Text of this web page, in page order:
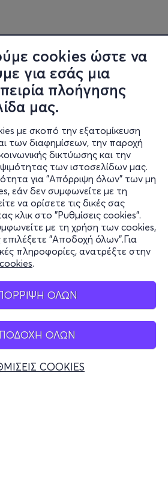
cookies ώστε να
για εσάς μια
πλοήγησης
μας.
με σκοπό την εξατομίκευση
των διαφημίσεων, την παροχή
δικτύωσης και την
των ιστοσελίδων μας.
για "Απόρριψη όλων" των μη
εάν δεν συμφωνείτε με τη
να ορίσετε τις δικές σας
κλικ στο "Ρυθμίσεις cookies".
με τη χρήση των cookies,
"Αποδοχή όλων".Για
πληροφορίες, ανατρέξτε στην
.
ΟΛΩΝ
ΟΛΩΝ
COOKIES